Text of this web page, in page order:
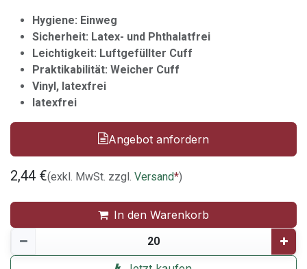
Hygiene: Einweg
Sicherheit: Latex- und Phthalatfrei
Leichtigkeit: Luftgefüllter Cuff
Praktikabilität: Weicher Cuff
Vinyl, latexfrei
latexfrei
Angebot anfordern
2,44 €(exkl. MwSt. zzgl. Versand*)
In den Warenkorb